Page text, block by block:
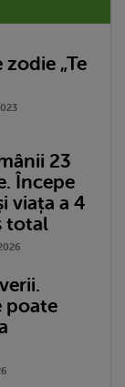
„Te
23
Începe
viața a 4
total
poate